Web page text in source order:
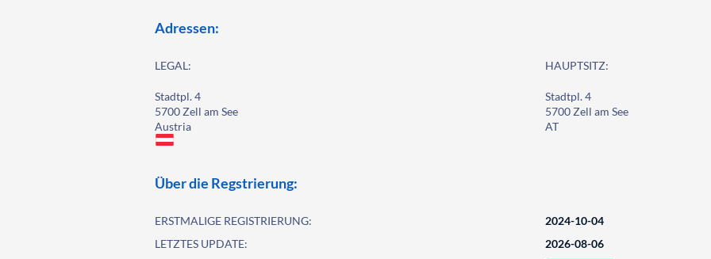
Adressen:
LEGAL:
Stadtpl. 4
5700 Zell am See
Austria
HAUPTSITZ:
Stadtpl. 4
5700 Zell am See
AT
Über die Regstrierung:
ERSTMALIGE REGISTRIERUNG:
2024-10-04
LETZTES UPDATE:
2026-08-06